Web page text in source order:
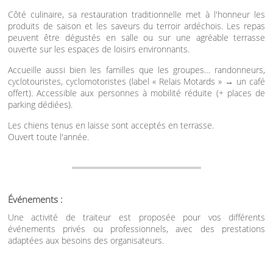
Côté culinaire, sa restauration traditionnelle met à l'honneur les
produits de saison et les saveurs du terroir ardéchois. Les repas
peuvent être dégustés en salle ou sur une agréable terrasse
ouverte sur les espaces de loisirs environnants.
Accueille aussi bien les familles que les groupes… randonneurs,
cyclotouristes, cyclomotoristes (label « Relais Motards » → un café
offert). Accessible aux personnes à mobilité réduite (+ places de
parking dédiées).
Les chiens tenus en laisse sont acceptés en terrasse.
Ouvert toute l'année.
Événements :
Une activité de traiteur est proposée pour vos différents
événements privés ou professionnels, avec des prestations
adaptées aux besoins des organisateurs.